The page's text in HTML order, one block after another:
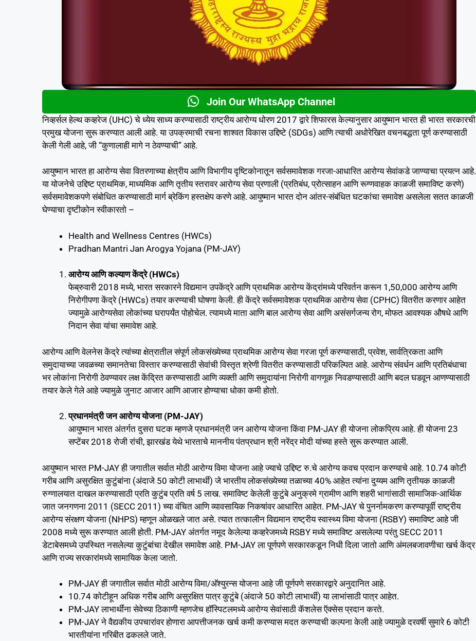
Join Our WhatsApp Channel
निव्हर्सल हेल्थ कव्हरेज (UHC) चे ध्येय साध्य करण्यासाठी राष्ट्रीय आरोग्य धोरण 2017 द्वारे शिफारस केल्यानुसार आयुष्मान भारत ही भारत सरकारची
प्रमुख योजना सुरू करण्यात आली आहे. या उपक्रमाची रचना शाश्वत विकास उद्दिष्टे (SDGs) आणि त्याची अधोरेखित वचनबद्धता पूर्ण करण्यासाठी
केली गेली आहे, जी “कुणालाही मागे न ठेवण्याची” आहे.
आयुष्मान भारत हा आरोग्य सेवा वितरणाच्या क्षेत्रीय आणि विभागीय दृष्टिकोनातून सर्वसमावेशक गरजा-आधारित आरोग्य सेवांकडे जाण्याचा प्रयत्न आहे.
या योजनेचे उद्दिष्ट प्राथमिक, माध्यमिक आणि तृतीय स्तरावर आरोग्य सेवा प्रणाली (प्रतिबंध, प्रोत्साहन आणि रूग्णवाहक काळजी समाविष्ट करणे)
सर्वसमावेशकपणे संबोधित करण्यासाठी मार्ग ब्रेकिंग हस्तक्षेप करणे आहे. आयुष्मान भारत दोन आंतर-संबंधित घटकांचा समावेश असलेला सतत काळजी
घेण्याचा दृष्टीकोन स्वीकारतो –
Health and Wellness Centres (HWCs)
Pradhan Mantri Jan Arogya Yojana (PM-JAY)
आरोग्य आणि कल्याण केंद्रे (HWCs)
फेब्रुवारी 2018 मध्ये, भारत सरकारने विद्यमान उपकेंद्रे आणि प्राथमिक आरोग्य केंद्रांमध्ये परिवर्तन करून 1,50,000 आरोग्य आणि
निरोगीपणा केंद्रे (HWCs) तयार करण्याची घोषणा केली. ही केंद्रे सर्वसमावेशक प्राथमिक आरोग्य सेवा (CPHC) वितरीत करणार आहेत
ज्यामुळे आरोग्यसेवा लोकांच्या घरापर्यंत पोहोचेल. त्यामध्ये माता आणि बाल आरोग्य सेवा आणि असंसर्गजन्य रोग, मोफत आवश्यक औषधे आणि
निदान सेवा यांचा समावेश आहे.
आरोग्य आणि वेलनेस केंद्रे त्यांच्या क्षेत्रातील संपूर्ण लोकसंख्येच्या प्राथमिक आरोग्य सेवा गरजा पूर्ण करण्यासाठी, प्रवेश, सार्वत्रिकता आणि
समुदायाच्या जवळच्या समानतेचा विस्तार करण्यासाठी सेवांची विस्तृत श्रेणी वितरीत करण्यासाठी परिकल्पित आहे. आरोग्य संवर्धन आणि प्रतिबंधाचा
भर लोकांना निरोगी ठेवण्यावर लक्ष केंद्रित करण्यासाठी आणि व्यक्ती आणि समुदायांना निरोगी वागणूक निवडण्यासाठी आणि बदल घडवून आणण्यासाठी
तयार केले गेले आहे ज्यामुळे जुनाट आजार आणि आजार होण्याचा धोका कमी होतो.
प्रधानमंत्री जन आरोग्य योजना (PM-JAY)
आयुष्मान भारत अंतर्गत दुसरा घटक म्हणजे प्रधानमंत्री जन आरोग्य योजना किंवा PM-JAY ही योजना लोकप्रिय आहे. ही योजना 23
सप्टेंबर 2018 रोजी रांची, झारखंड येथे भारताचे माननीय पंतप्रधान श्री नरेंद्र मोदी यांच्या हस्ते सुरू करण्यात आली.
आयुष्मान भारत PM-JAY ही जगातील सर्वात मोठी आरोग्य विमा योजना आहे ज्याचे उद्दिष्ट रु.चे आरोग्य कवच प्रदान करण्याचे आहे. 10.74 कोटी
गरीब आणि असुरक्षित कुटुंबांना (अंदाजे 50 कोटी लाभार्थी) जे भारतीय लोकसंख्येच्या तळाच्या 40% आहेत त्यांना दुय्यम आणि तृतीयक काळजी
रुग्णालयात दाखल करण्यासाठी प्रति कुटुंब प्रति वर्ष 5 लाख. समाविष्ट केलेली कुटुंबे अनुक्रमे ग्रामीण आणि शहरी भागांसाठी सामाजिक-आर्थिक
जात जनगणना 2011 (SECC 2011) च्या वंचित आणि व्यावसायिक निकषांवर आधारित आहेत. PM-JAY चे पुनर्नामकरण करण्यापूर्वी राष्ट्रीय
आरोग्य संरक्षण योजना (NHPS) म्हणून ओळखले जात असे. त्यात तत्कालीन विद्यमान राष्ट्रीय स्वास्थ्य विमा योजना (RSBY) समाविष्ट आहे जी
2008 मध्ये सुरू करण्यात आली होती. PM-JAY अंतर्गत नमूद केलेल्या कव्हरेजमध्ये RSBY मध्ये समाविष्ट असलेल्या परंतु SECC 2011
डेटाबेसमध्ये उपस्थित नसलेल्या कुटुंबांचा देखील समावेश आहे. PM-JAY ला पूर्णपणे सरकारकडून निधी दिला जातो आणि अंमलबजावणीचा खर्च केंद्र
आणि राज्य सरकारांमध्ये सामायिक केला जातो.
PM-JAY ही जगातील सर्वात मोठी आरोग्य विमा/अ‍ॅश्युरन्स योजना आहे जी पूर्णपणे सरकारद्वारे अनुदानित आहे.
10.74 कोटीहून अधिक गरीब आणि असुरक्षित पात्र कुटुंबे (अंदाजे 50 कोटी लाभार्थी) या लाभांसाठी पात्र आहेत.
PM-JAY लाभार्थींना सेवेच्या ठिकाणी म्हणजेच हॉस्पिटलमध्ये आरोग्य सेवांसाठी कॅशलेस ऍक्सेस प्रदान करते.
PM-JAY ने वैद्यकीय उपचारांवर होणारा आपत्तीजनक खर्च कमी करण्यास मदत करण्याची कल्पना केली आहे ज्यामुळे दरवर्षी सुमारे 6 कोटी
भारतीयांना गरिबीत ढकलले जाते.